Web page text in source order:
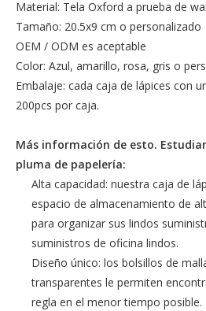
Material: Tela Oxford a prueba de
Tamaño: 20.5x9 cm o personalizado
OEM / ODM es aceptable
Color: Azul, amarillo, rosa, gris o
Embalaje: cada caja de lápices con
200pcs por caja.
Más información de esto.
pluma de papelería:
Alta capacidad: nuestra caja de
espacio de almacenamiento de
para organizar sus lindos
suministros de oficina lindos.
Diseño único: los bolsillos de
transparentes le permiten
regla en el menor tiempo